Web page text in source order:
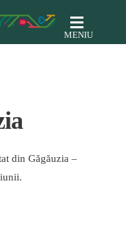
MENIU
din Găgăuzia –